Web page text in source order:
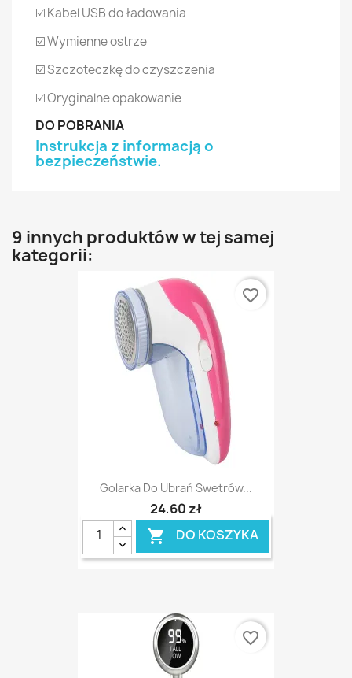
☑️ Kabel USB do ładowania
☑️ Wymienne ostrze
☑️ Szczoteczkę do czyszczenia
☑️ Oryginalne opakowanie
DO POBRANIA
Instrukcja z informacją o
bezpieczeństwie.
9 innych produktów w tej samej
kategorii:
Golarka Do Ubrań Swetrów...
24,60 zł
 DO KOSZYKA
favorite_border
favorite_border